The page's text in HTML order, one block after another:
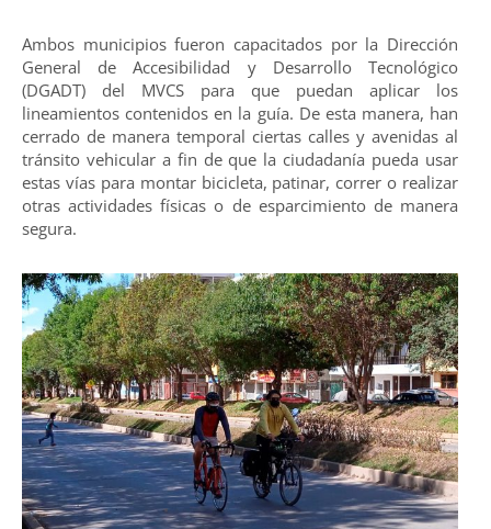
Ambos municipios fueron capacitados por la Dirección
General de Accesibilidad y Desarrollo Tecnológico
(DGADT) del MVCS para que puedan aplicar los
lineamientos contenidos en la guía. De esta manera, han
cerrado de manera temporal ciertas calles y avenidas al
tránsito vehicular a fin de que la ciudadanía pueda usar
estas vías para montar bicicleta, patinar, correr o realizar
otras actividades físicas o de esparcimiento de manera
segura.